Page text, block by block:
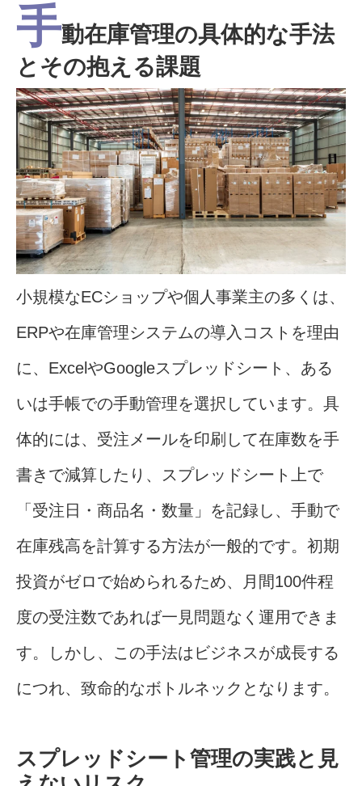
手動在庫管理の具体的な手法
とその抱える課題
小規模なECショップや個人事業主の多くは、
ERPや在庫管理システムの導入コストを理由
に、ExcelやGoogleスプレッドシート、ある
いは手帳での手動管理を選択しています。具
体的には、受注メールを印刷して在庫数を手
書きで減算したり、スプレッドシート上で
「受注日・商品名・数量」を記録し、手動で
在庫残高を計算する方法が一般的です。初期
投資がゼロで始められるため、月間100件程
度の受注数であれば一見問題なく運用できま
す。しかし、この手法はビジネスが成長する
につれ、致命的なボトルネックとなります。
スプレッドシート管理の実践と見